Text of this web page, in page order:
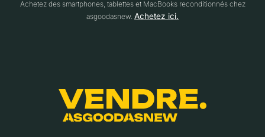
Achetez des smartphones, tablettes et MacBooks reconditionnés chez
asgoodasnew. Achetez ici.